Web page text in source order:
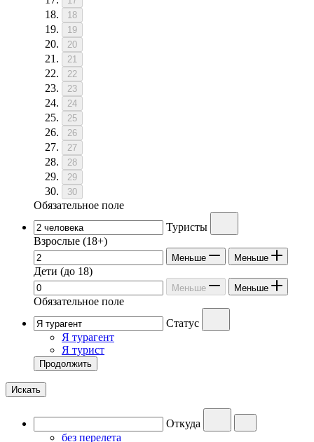
18
19
20
21
22
23
24
25
26
27
28
29
30
Обязательное поле
Туристы
Взрослые (18+)
Меньше Меньше
Дети (до 18)
Меньше Меньше
Обязательное поле
Статус
Я турагент
Я турист
Продолжить
Искать
Откуда
без перелета